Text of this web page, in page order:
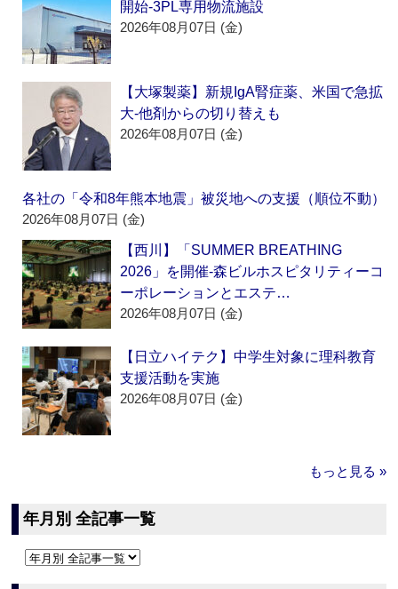
開始‐3PL専用物流施設
2026年08月07日 (金)
【大塚製薬】新規IgA腎症薬、米国で急拡
大‐他剤からの切り替えも
2026年08月07日 (金)
各社の「令和8年熊本地震」被災地への支援（順位不動）
2026年08月07日 (金)
【西川】「SUMMER BREATHING
2026」を開催‐森ビルホスピタリティーコ
ーポレーションとエステ…
2026年08月07日 (金)
【日立ハイテク】中学生対象に理科教育
支援活動を実施
2026年08月07日 (金)
もっと見る »
年月別 全記事一覧